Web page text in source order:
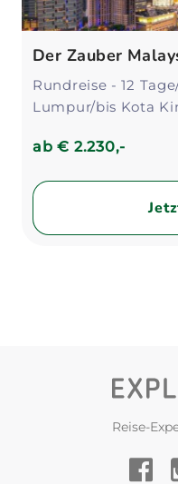
Der Zauber
Rundreise - 12
Lumpur/bis Kota
ab€ 2.230,-
Reise-